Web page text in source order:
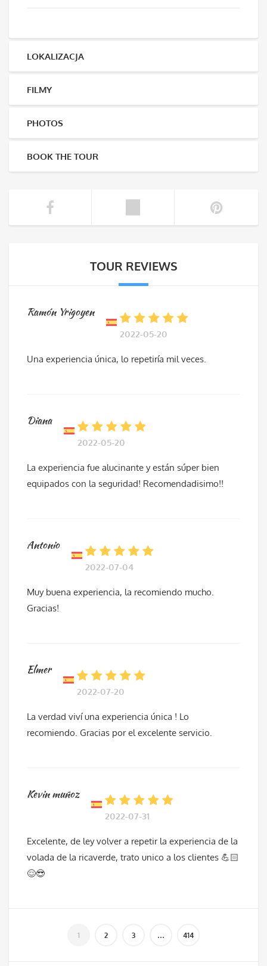
LOKALIZACJA
FILMY
PHOTOS
BOOK THE TOUR
TOUR REVIEWS
Ramón Yrigoyen
2022-05-20
Una experiencia única, lo repetiría mil veces.
Diana
2022-05-20
La experiencia fue alucinante y están súper bien
equipados con la seguridad! Recomendadisimo!!
Antonio
2022-07-04
Muy buena experiencia, la recomiendo mucho.
Gracias!
Elmer
2022-07-20
La verdad viví una experiencia única ! Lo
recomiendo. Gracias por el excelente servicio.
Kevin muñoz
2022-07-31
Excelente, de ley volver a repetir la experiencia de la
volada de la ricaverde, trato unico a los clientes 💪🏻
😌😎